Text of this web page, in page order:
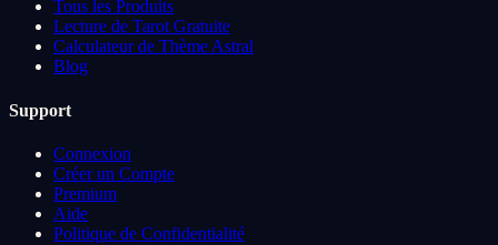
Tous les Produits
Lecture de Tarot Gratuite
Calculateur de Thème Astral
Blog
Support
Connexion
Créer un Compte
Premium
Aide
Politique de Confidentialité